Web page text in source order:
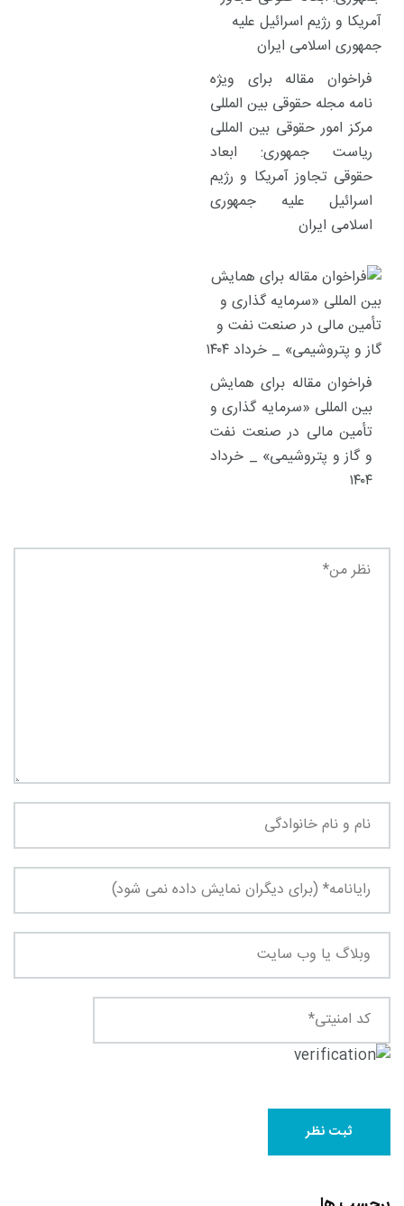
فراخوان مقاله برای ویژه
نامه مجله حقوقی بین المللی
مرکز امور حقوقی بین المللی
ریاست جمهوری: ابعاد
حقوقی تجاوز آمریکا و رژیم
اسرائیل علیه جمهوری
اسلامی ایران
فراخوان مقاله برای همایش
بین المللی «سرمایه گذاری و
تأمین مالی در صنعت نفت
و گاز و پتروشیمی» _ خرداد
۱۴۰۴